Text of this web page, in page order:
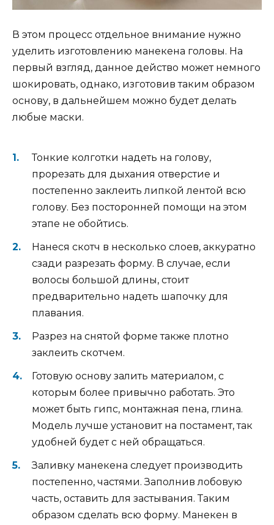
В этом процесс отдельное внимание нужно
уделить изготовлению манекена головы. На
первый взгляд, данное действо может немного
шокировать, однако, изготовив таким образом
основу, в дальнейшем можно будет делать
любые маски.
Тонкие колготки надеть на голову,
прорезать для дыхания отверстие и
постепенно заклеить липкой лентой всю
голову. Без посторонней помощи на этом
этапе не обойтись.
Нанеся скотч в несколько слоев, аккуратно
сзади разрезать форму. В случае, если
волосы большой длины, стоит
предварительно надеть шапочку для
плавания.
Разрез на снятой форме также плотно
заклеить скотчем.
Готовую основу залить материалом, с
которым более привычно работать. Это
может быть гипс, монтажная пена, глина.
Модель лучше установит на постамент, так
удобней будет с ней обращаться.
Заливку манекена следует производить
постепенно, частями. Заполнив лобовую
часть, оставить для застывания. Таким
образом сделать всю форму. Манекен в